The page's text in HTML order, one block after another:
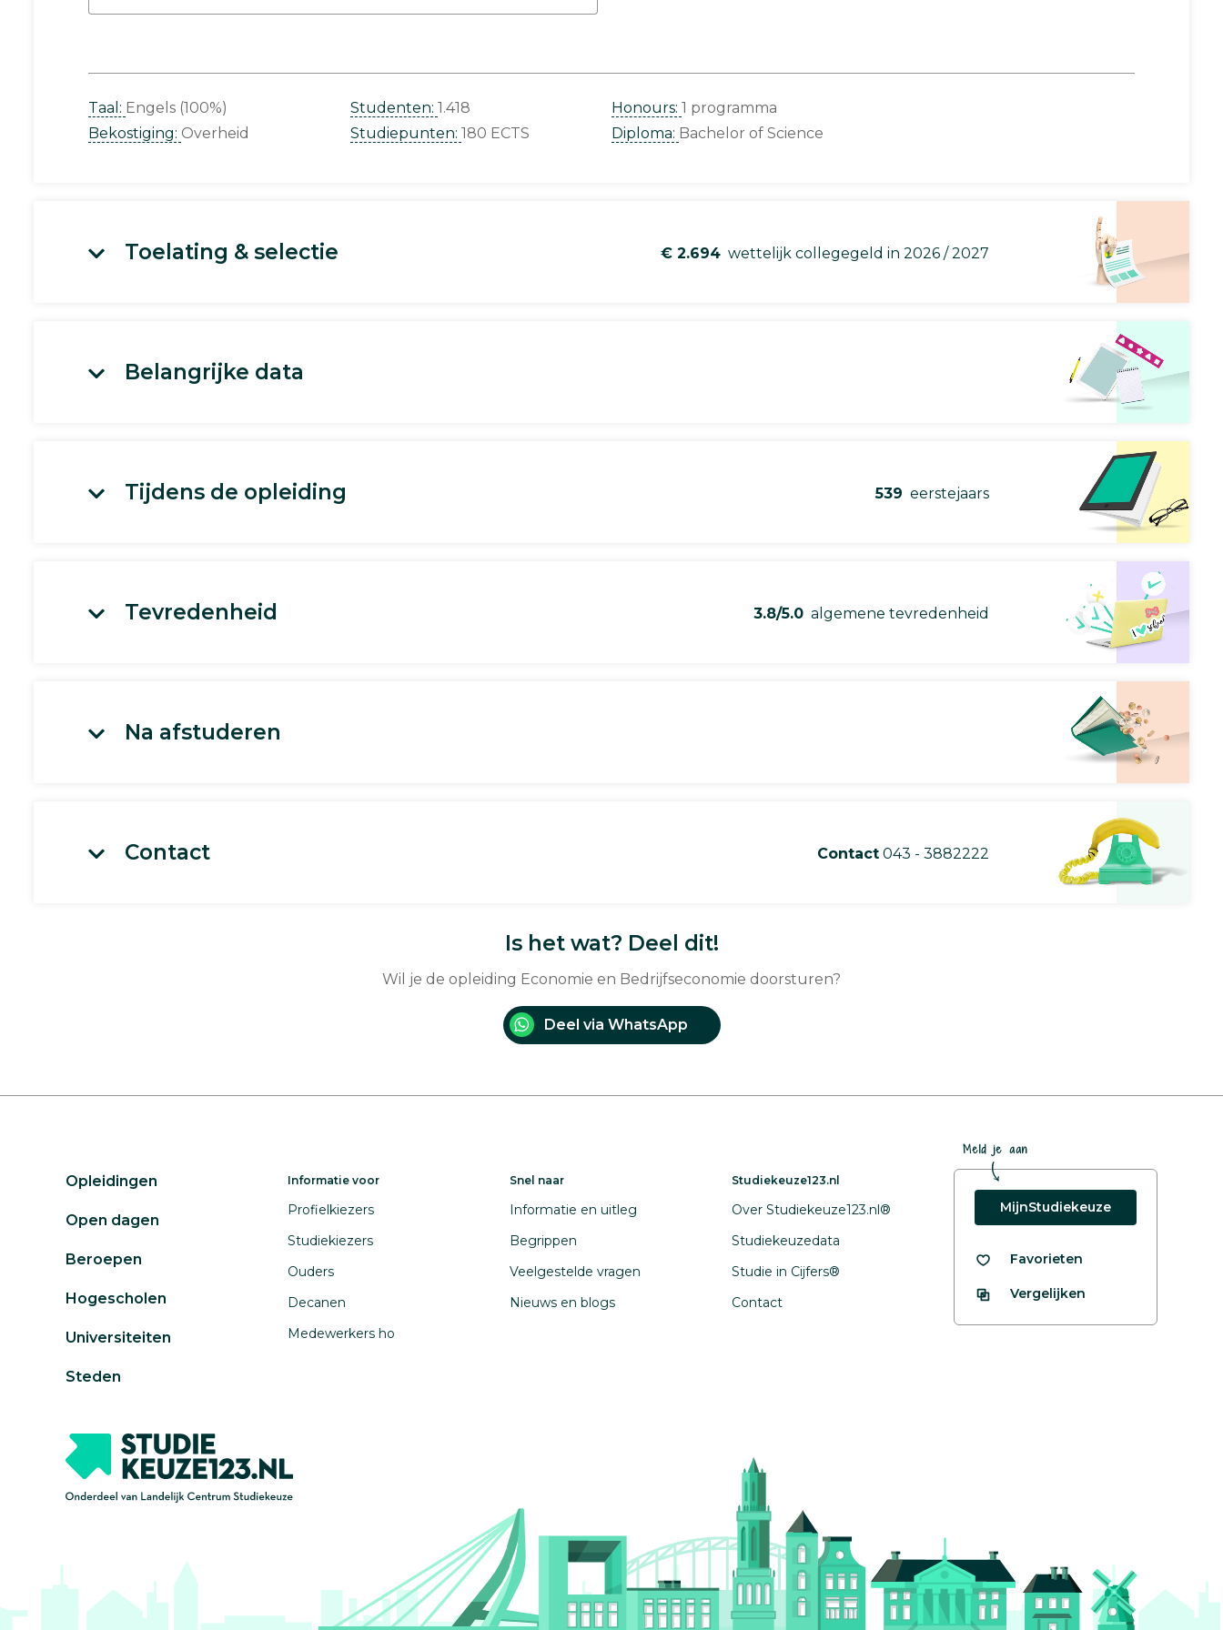
Taal: Engels (100%)
Bekostiging: Overheid
Studenten: 1.418
Studiepunten: 180 ECTS
Honours: 1 programma
Diploma: Bachelor of Science
Toelating & selectie € 2.694 wettelijk collegegeld in 2026 / 2027
Belangrijke data
Tijdens de opleiding 539 eerstejaars
Tevredenheid 3.8/5.0 algemene tevredenheid
Na afstuderen
Contact Contact 043 - 3882222
Is het wat? Deel dit!
Wil je de opleiding Economie en Bedrijfseconomie doorsturen?
Deel via WhatsApp
Opleidingen
Open dagen
Beroepen
Hogescholen
Universiteiten
Steden
Informatie voor
Profielkiezers
Studiekiezers
Ouders
Decanen
Medewerkers ho
Snel naar
Informatie en uitleg
Begrippen
Veelgestelde vragen
Nieuws en blogs
Studiekeuze123.nl
Over Studiekeuze123.nl®
Studiekeuzedata
Studie in Cijfers®
Contact
Meld je aan
MijnStudiekeuze
Favorieten
Vergelijken